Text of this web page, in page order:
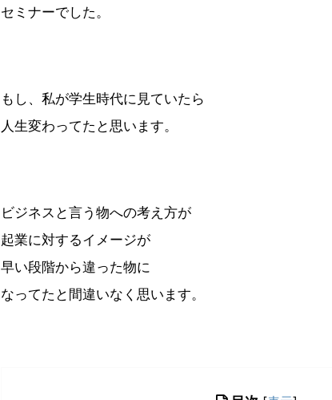
セミナーでした。
もし、私が学生時代に見ていたら
人生変わってたと思います。
ビジネスと言う物への考え方が
起業に対するイメージが
早い段階から違った物に
なってたと間違いなく思います。